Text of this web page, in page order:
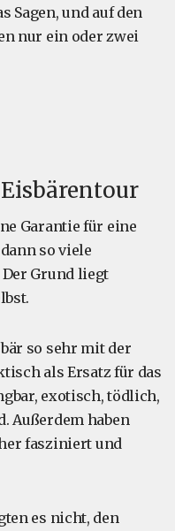
Sagen, und auf den
nur ein oder zwei
Garantie für eine
so viele
Grund liegt
so sehr mit der
als Ersatz für das
exotisch, tödlich,
Außerdem haben
fasziniert und
es nicht, den